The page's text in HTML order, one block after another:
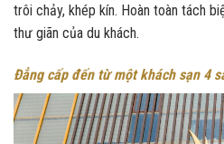
trôi chảy, khép kín. Hoàn toàn tách
thư giãn của du khách.
Đẳng cấp đến từ một khách sạn 4